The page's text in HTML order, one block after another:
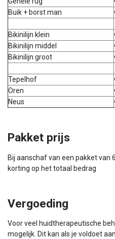
Buik + borst man
Bikinilijn klein
Bikinilijn middel
Bikinilijn groot
Tepelhof
Oren
Neus
Pakket prijs
Bij aanschaf van een pakket van
korting op het totaal bedrag
Vergoeding
Voor veel huidtherapeutische
mogelijk. Dit kan als je voldoet